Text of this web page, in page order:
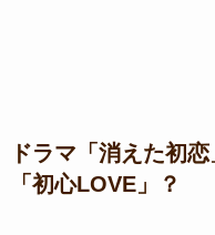
ドラマ「消えた初
「初心LOVE」？